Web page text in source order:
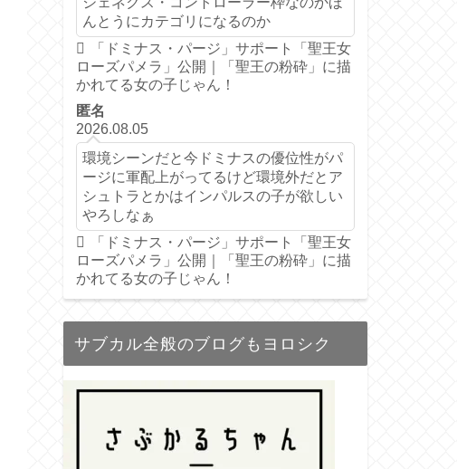
んとうにカテゴリになるのか
「ドミナス・パージ」サポート「聖王女
ローズパメラ」公開｜「聖王の粉砕」に描
かれてる女の子じゃん！
匿名
2026.08.05
環境シーンだと今ドミナスの優位性がパ
ージに軍配上がってるけど環境外だとア
シュトラとかはインパルスの子が欲しい
やろしなぁ
「ドミナス・パージ」サポート「聖王女
ローズパメラ」公開｜「聖王の粉砕」に描
かれてる女の子じゃん！
サブカル全般のブログもヨロシク